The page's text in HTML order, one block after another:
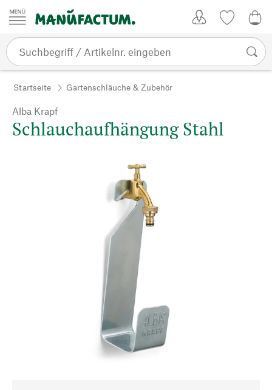
Zum Inhalt springen
Startseite Gartenschläuche & Zubehör
Alba Krapf
Schlauchaufhängung Stahl